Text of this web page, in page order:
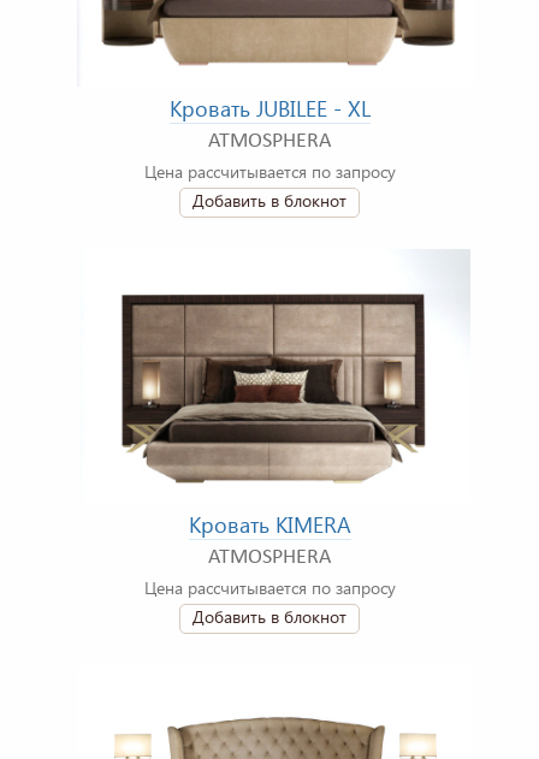
Кровать JUBILEE - XL
ATMOSPHERA
Цена рассчитывается по запросу
Добавить в блокнот
Кровать KIMERA
ATMOSPHERA
Цена рассчитывается по запросу
Добавить в блокнот